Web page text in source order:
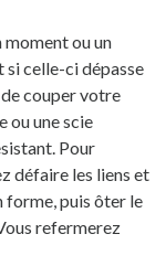
moment ou un
celle-ci dépasse
couper votre
ouune scie
Pour
défaire les liens et
forme, puis ôter le
refermerez